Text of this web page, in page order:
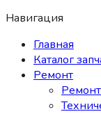
Навигация
Главная
Каталог
Ремонт